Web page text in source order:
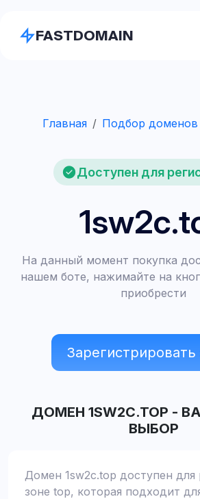
FASTDOMAIN
Главная Подбор доменов
Доступен для
На данный момент покупка
нашем боте, нажимайте на
приобрести
Зарегистрировать
ДОМЕН 1SW2C.TOP -
ВЫБОР
Домен 1sw2c.top доступен для
зоне top, которая подходит